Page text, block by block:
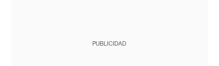
PUBLICIDAD